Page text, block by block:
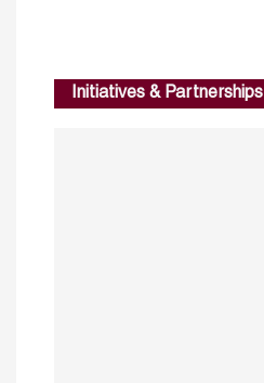
Initiatives & Partnerships